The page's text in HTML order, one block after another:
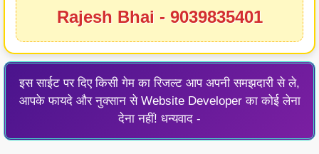
Rajesh Bhai - 9039835401
इस साईट पर दिए किसी गेम का रिजल्ट आप अपनी समझदारी से ले,
आपके फायदे और नुक्सान से Website Developer का कोई लेना
देना नहीं! धन्यवाद -